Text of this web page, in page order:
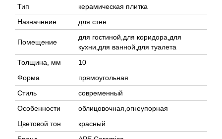
Тип
керамическая плитка
Назначение
для стен
Помещение
для гостиной,для коридора,для
кухни,для ванной,для туалета
Толщина, мм
10
Форма
прямоугольная
Стиль
современный
Особенности
облицовочная,огнеупорная
Цветовой тон
красный